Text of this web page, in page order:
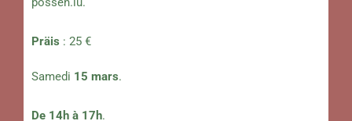
Präis : 25 €
Samedi 15 mars.
De 14h à 17h.